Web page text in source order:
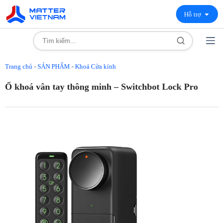
Hỗ trợ
Trang chủ - SẢN PHẨM - Khoá Cửa kính
Ổ khoá vân tay thông minh – Switchbot Lock Pro